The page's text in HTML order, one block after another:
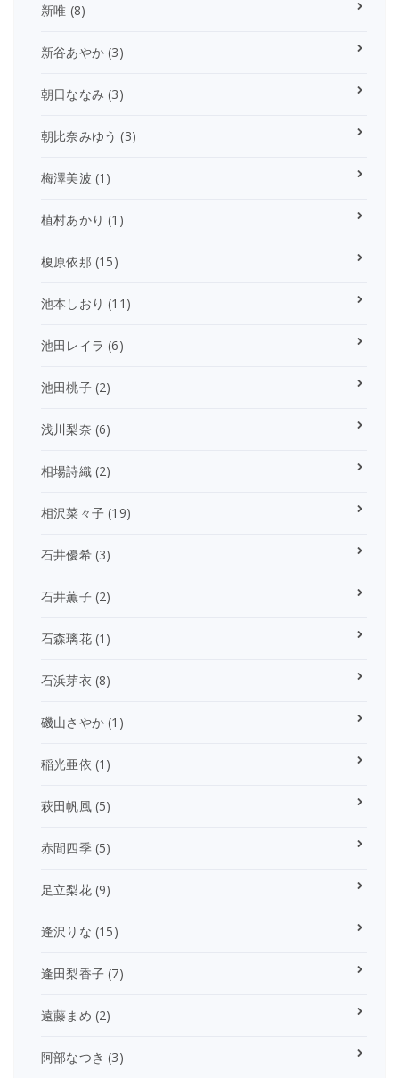
新唯 (8)
新谷あやか (3)
朝日ななみ (3)
朝比奈みゆう (3)
梅澤美波 (1)
植村あかり (1)
榎原依那 (15)
池本しおり (11)
池田レイラ (6)
池田桃子(2)
浅川梨奈 (6)
相場詩織 (2)
相沢菜々子 (19)
石井優希(3)
石井薫子(2)
石森璃花(1)
石浜芽衣 (8)
磯山さやか (1)
稲光亜依 (1)
萩田帆風(5)
赤間四季(5)
足立梨花(9)
逢沢りな (15)
逢田梨香子 (7)
遠藤まめ (2)
阿部なつき (3)